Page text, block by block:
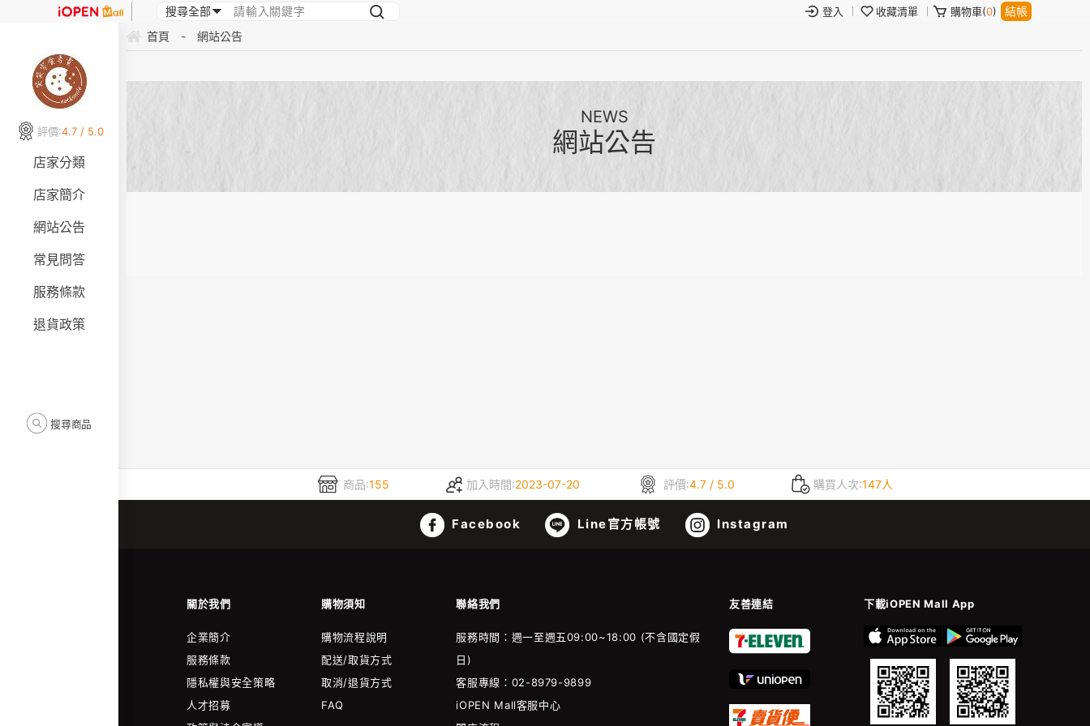
登入 收藏清單 購物車(0) 結帳
評價:4.7 / 5.0
搜尋商品
店家分類
店家簡介
網站公告
常見問答
服務條款
退貨政策
首頁 - 網站公告
NEWS
網站公告
商品:155 加入時間:2023-07-20 評價:4.7 / 5.0 購買人次:147人
Facebook Line官方帳號 Instagram
關於我們 購物須知 聯絡我們 友善連結 下載iOPEN Mall App
企業簡介
服務條款
隱私權與安全策略
人才招募
購物流程說明
配送/取貨方式
取消/退貨方式
FAQ
服務時間：週一至週五09:00~18:00 (不含國定假
日)
客服專線：02-8979-9899
iOPEN Mall客服中心